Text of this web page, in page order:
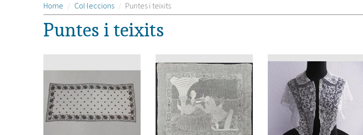
Home Col·leccions Puntes i teixits
Puntes i teixits